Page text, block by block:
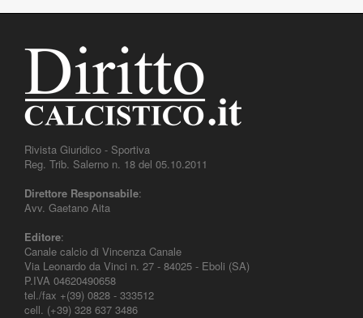
Rivista Giuridico - Sportiva
Reg. Trib. Salerno n. 18 del 05.10.2011
Direttore Responsabile:
Avv. Gaetano Aita
Editore:
Canale calcio di Vincenza Canale
Via Leonardo da Vinci n. 27 - 84025 - Eboli (SA)
P.IVA 04620490658
tel./fax +(39) 0828 - 333512
cell. (+39) 328 637 3486